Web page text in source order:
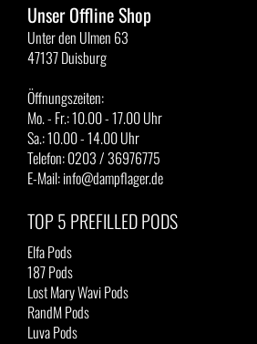
Unser Offline Shop
Unter den Ulmen 63
47137 Duisburg
Öffnungszeiten:
Mo. - Fr.: 10.00 - 17.00 Uhr
Sa.: 10.00 - 14.00 Uhr
Telefon: 0203 / 36976775
E-Mail: info@dampflager.de
TOP 5 PREFILLED PODS
Elfa Pods
187 Pods
Lost Mary Wavi Pods
RandM Pods
Luva Pods